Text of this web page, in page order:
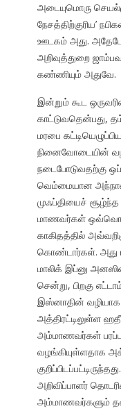
அடையுமொரு
நேசத்திற்குரிய’
ஊடகம் அது.
அறிவுத்துறை
கண்ணியும் அதுவே.
இன்றும் கூட
காட்டுவதென்பது,
மரபை
நினைவோடையின்
நடைபோடுவதற்கு
வெம்மையான
முஃப்தியைச்
மாணவர்கள்
காகிதத்தில்
கொண்டார்கள். அது
மாலிக் இப்னு
சென்று, பிறகு
இஸ்னாதின் வழியாக
அத்திரட்டிலுள்ள
அம்மாணவர்கள்
வழங்கியுள்ளதாக
அறிவிப்பாளர்
அம்மாணவர்களும்